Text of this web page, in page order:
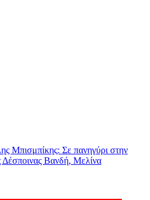
Μπισμπίκης: Σε πανηγύρι στην
Δέσποινας Βανδή, Μελίνα